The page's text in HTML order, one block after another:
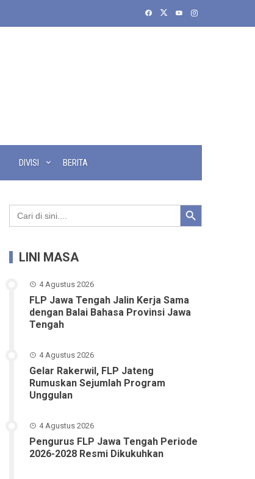
DIVISI BERITA
Search
for:
Search Button
LINI MASA
4 Agustus 2026
FLP Jawa Tengah Jalin Kerja Sama
dengan Balai Bahasa Provinsi Jawa
Tengah
4 Agustus 2026
Gelar Rakerwil, FLP Jateng
Rumuskan Sejumlah Program
Unggulan
4 Agustus 2026
Pengurus FLP Jawa Tengah Periode
2026-2028 Resmi Dikukuhkan